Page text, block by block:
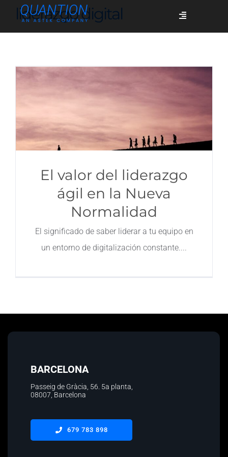
Toggle
Quiénes somos
Casos de éxito
Contacto
liderazgo digital
El valor del liderazgo
ágil en la Nueva
Normalidad
El significado de saber liderar a tu equipo en
un entorno de digitalización constante.
BARCELONA
Passeig de Gràcia, 56. 5a planta
08007, Barcelona
679 783 898